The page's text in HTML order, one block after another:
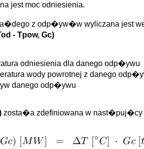
jest moc odniesienia.
z odp�yw�w wyliczana jest
- Tpow, Gc)
odniesienia dla danego odp�ywu
wody powrotnej z danego
danego odp�ywu
zosta�a zdefiniowana w